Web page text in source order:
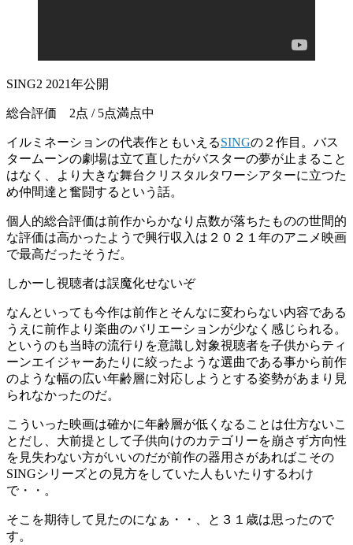
SING2 2021年公開
総合評価 2点 / 5点満点中
イルミネーションの代表作ともいえるSINGの２作目。バス
タームーンの劇場は立て直したがバスターの夢が止まること
はなく、より大きな舞台クリスタルタワーシアターに立つた
め仲間達と奮闘するという話。
個人的総合評価は前作からかなり点数が落ちたものの世間的
な評価は高かったようで興行収入は２０２１年のアニメ映画
で最高だったそうだ。
しかーし視聴者は誤魔化せないぞ
なんといっても今作は前作とそんなに変わらない内容である
うえに前作より楽曲のバリエーションが少なく感じられる。
というのも当時の流行りを意識し対象視聴者を子供からティ
ーンエイジャーあたりに絞ったような選曲である事から前作
のような幅の広い年齢層に対応しようとする姿勢があまり見
られなかったのだ。
こういった映画は確かに年齢層が低くなることは仕方ないこ
とだし、大前提として子供向けのカテゴリーを崩さず方向性
を見失わない方がいいのだが前作の器用さがあればこその
SINGシリーズとの見方をしていた人もいたりするわけ
で・・。
そこを期待して見たのになぁ・・、と３１歳は思ったので
す。